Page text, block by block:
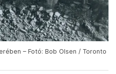
– Fotó: Bob Olsen / Toronto